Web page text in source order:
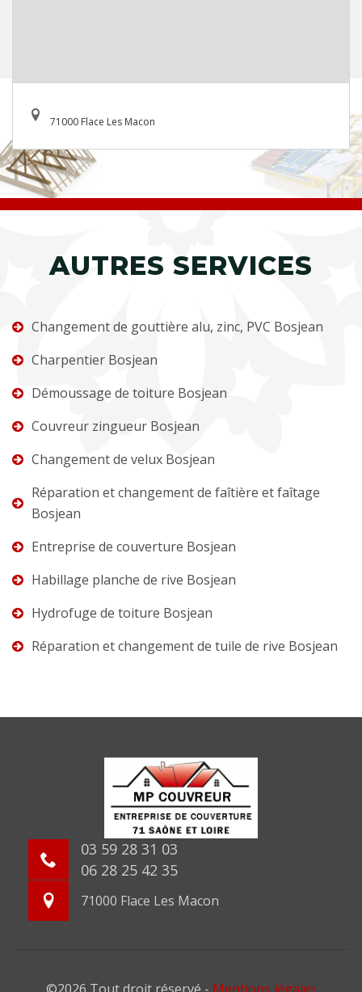
71000 Flace Les Macon
AUTRES SERVICES
Changement de gouttière alu, zinc, PVC Bosjean
Charpentier Bosjean
Démoussage de toiture Bosjean
Couvreur zingueur Bosjean
Changement de velux Bosjean
Réparation et changement de faîtière et faîtage
Bosjean
Entreprise de couverture Bosjean
Habillage planche de rive Bosjean
Hydrofuge de toiture Bosjean
Réparation et changement de tuile de rive Bosjean
03 59 28 31 03
06 28 25 42 35
71000 Flace Les Macon